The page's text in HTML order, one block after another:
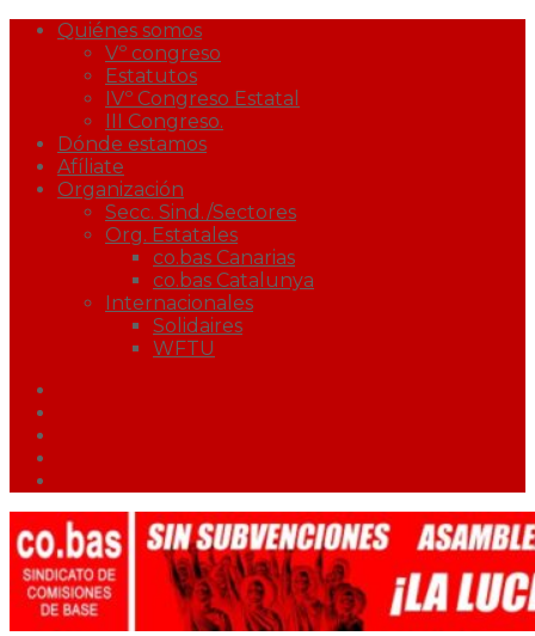
Quiénes somos
Vº congreso
Estatutos
IVº Congreso Estatal
III Congreso.
Dónde estamos
Afíliate
Organización
Secc. Sind./Sectores
Org. Estatales
co.bas Canarias
co.bas Catalunya
Internacionales
Solidaires
WFTU